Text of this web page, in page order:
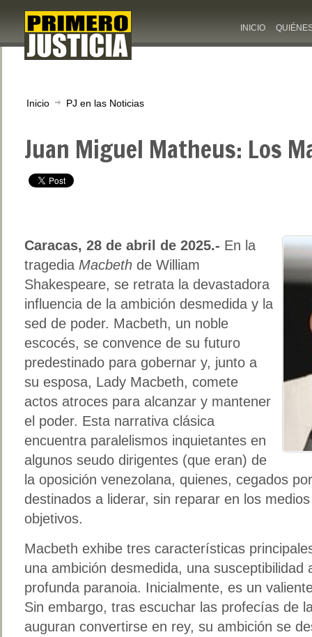
INICIO
Inicio PJ en las Noticias
Juan Miguel Matheus: Los
Caracas, 28 de abril de 2025.- En la
tragedia Macbeth de William
Shakespeare, se retrata la devastadora
influencia de la ambición desmedida y la
sed de poder. Macbeth, un noble
escocés, se convence de su futuro
predestinado para gobernar y, junto a
su esposa, Lady Macbeth, comete
actos atroces para alcanzar y mantener
el poder. Esta narrativa clásica
encuentra paralelismos inquietantes en
algunos seudo dirigentes (que eran) de
la oposición venezolana, quienes, cegados
destinados a liderar, sin reparar en los
objetivos.
Macbeth exhibe tres características
una ambición desmedida, una susceptibilidad
profunda paranoia. Inicialmente, es un
Sin embargo, tras escuchar las profecías de
auguran convertirse en rey, su ambición se